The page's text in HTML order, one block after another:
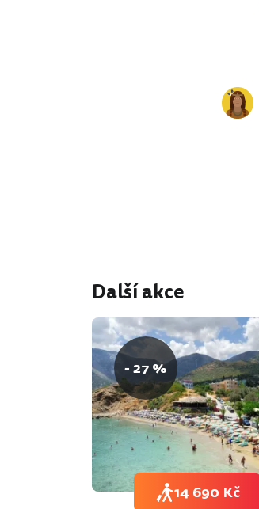
Další akce
- 27 %
14 690 Kč